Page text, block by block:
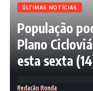
ÚLTIMAS NOTÍCIAS
População
Plano
esta sexta
Redação Ronda